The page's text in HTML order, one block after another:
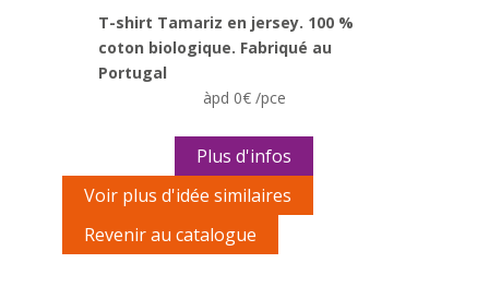
T-shirt Tamariz en jersey. 100 %
coton biologique. Fabriqué au
Portugal
àpd 0€ /pce
Plus d'infos
Voir plus d'idée similaires
Revenir au catalogue